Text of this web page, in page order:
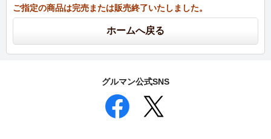
ご指定の商品は完売または販売終了いたしました。
グルマン公式SNS